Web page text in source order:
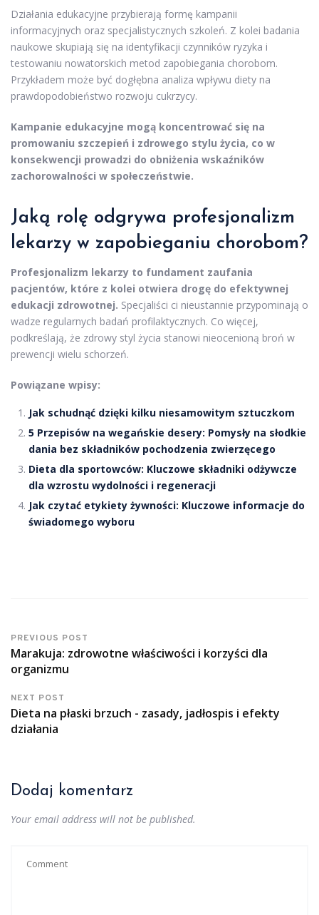
Działania edukacyjne przybierają formę kampanii
informacyjnych oraz specjalistycznych szkoleń. Z kolei badania
naukowe skupiają się na identyfikacji czynników ryzyka i
testowaniu nowatorskich metod zapobiegania chorobom.
Przykładem może być dogłębna analiza wpływu diety na
prawdopodobieństwo rozwoju cukrzycy.
Kampanie edukacyjne mogą koncentrować się na
promowaniu szczepień i zdrowego stylu życia, co w
konsekwencji prowadzi do obniżenia wskaźników
zachorowalności w społeczeństwie.
Jaką rolę odgrywa profesjonalizm
lekarzy w zapobieganiu chorobom?
Profesjonalizm lekarzy to fundament zaufania
pacjentów, które z kolei otwiera drogę do efektywnej
edukacji zdrowotnej. Specjaliści ci nieustannie przypominają o
wadze regularnych badań profilaktycznych. Co więcej,
podkreślają, że zdrowy styl życia stanowi nieocenioną broń w
prewencji wielu schorzeń.
Powiązane wpisy:
Jak schudnąć dzięki kilku niesamowitym sztuczkom
5 Przepisów na wegańskie desery: Pomysły na słodkie
dania bez składników pochodzenia zwierzęcego
Dieta dla sportowców: Kluczowe składniki odżywcze
dla wzrostu wydolności i regeneracji
Jak czytać etykiety żywności: Kluczowe informacje do
świadomego wyboru
PREVIOUS POST
Marakuja: zdrowotne właściwości i korzyści dla
organizmu
NEXT POST
Dieta na płaski brzuch - zasady, jadłospis i efekty
działania
Dodaj komentarz
Your email address will not be published.